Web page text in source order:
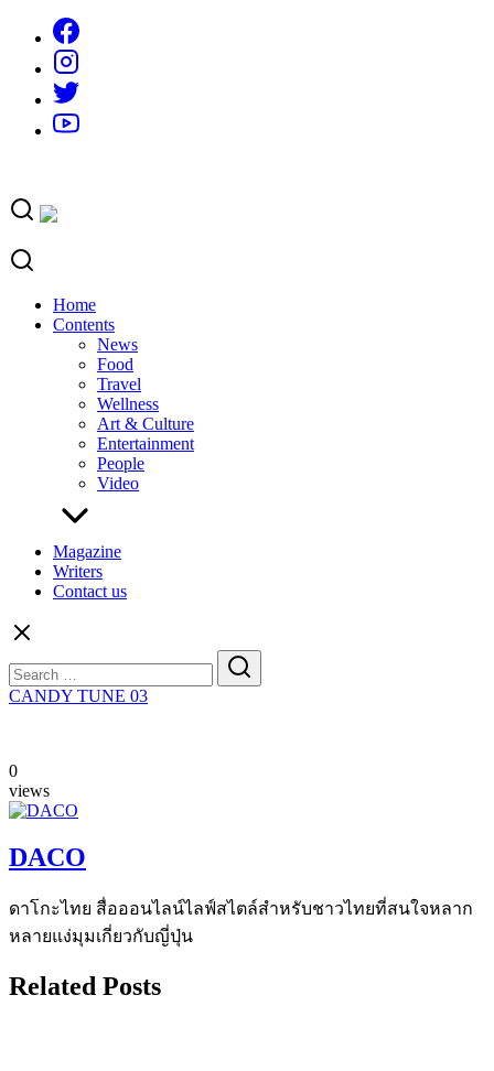
content
Home
Contents
News
Food
Travel
Wellness
Art & Culture
Entertainment
People
Video
Magazine
Writers
Contact us
for:
CANDY TUNE 03
0
views
DACO
ดาโกะไทย สื่อออนไลน์ไลฟ์สไตล์สำหรับชาวไทยที่สนใจหลาก
หลายแง่มุมเกี่ยวกับญี่ปุ่น
Related Posts